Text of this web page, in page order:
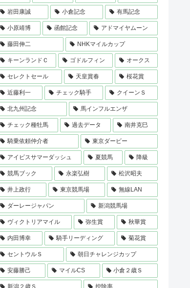
岩田康誠 小倉記念 有馬記念
小原靖博 函館記念 アドマイヤムーン
藤田伸二 NHKマイルカップ
キーンランドＣ ゴドルフィン オークス
セレクトセール 天皇賞春 桜花賞
近藤利一 チェック騎手 クイーンＳ
北九州記念 馬インフルエンザ
チェック種牡馬 過去データ 南井克巳
騎乗依頼仲介者 東京ダービー
アイビスサマーダッシュ 夏競馬 降級
競馬ブック 永楽弘樹 松沢昭夫
井上政行 東京競馬場 無線LAN
ダーレージャパン 新潟競馬場
ヴィクトリアマイル 弥生賞 秋華賞
内田博幸 騎手リーディング 菊花賞
セントウルＳ 朝日チャレンジカップ
安藤勝己 マイルCS 小倉２歳Ｓ
新潟２歳Ｓ 控除率